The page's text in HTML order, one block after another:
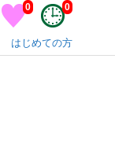
0 0
はじめての方